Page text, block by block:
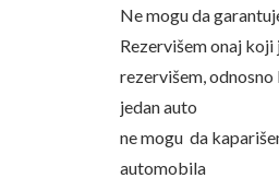
Ne mogu da
Rezervišem onaj
rezervišem,
jedan auto
ne mogu da
automobila